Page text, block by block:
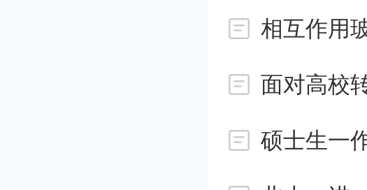
张大千、傅
今天的南京
在校本科生
面对高校
硕士生一